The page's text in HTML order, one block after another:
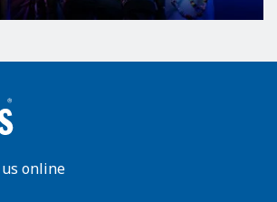
online